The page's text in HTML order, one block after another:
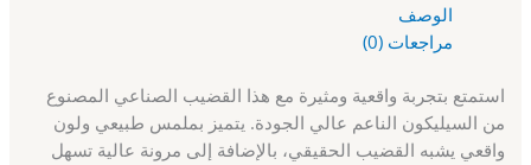
الوصف
مراجعات (0)
استمتع بتجربة واقعية ومثيرة مع هذا القضيب الصناعي المصنوع
من السيليكون الناعم عالي الجودة. يتميز بملمس طبيعي ولون
واقعي يشبه القضيب الحقيقي، بالإضافة إلى مرونة عالية تسهل